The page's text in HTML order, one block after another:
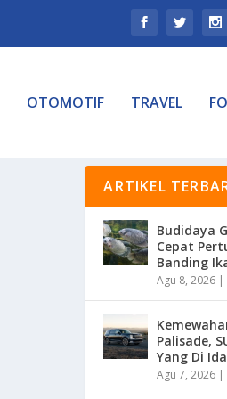
OTOMOTIF TRAVEL
ARTIKEL
Budidaya
Cepat
Banding
Agu 8, 2026 |
Palisade,
Yang Di
Agu 7, 2026 |